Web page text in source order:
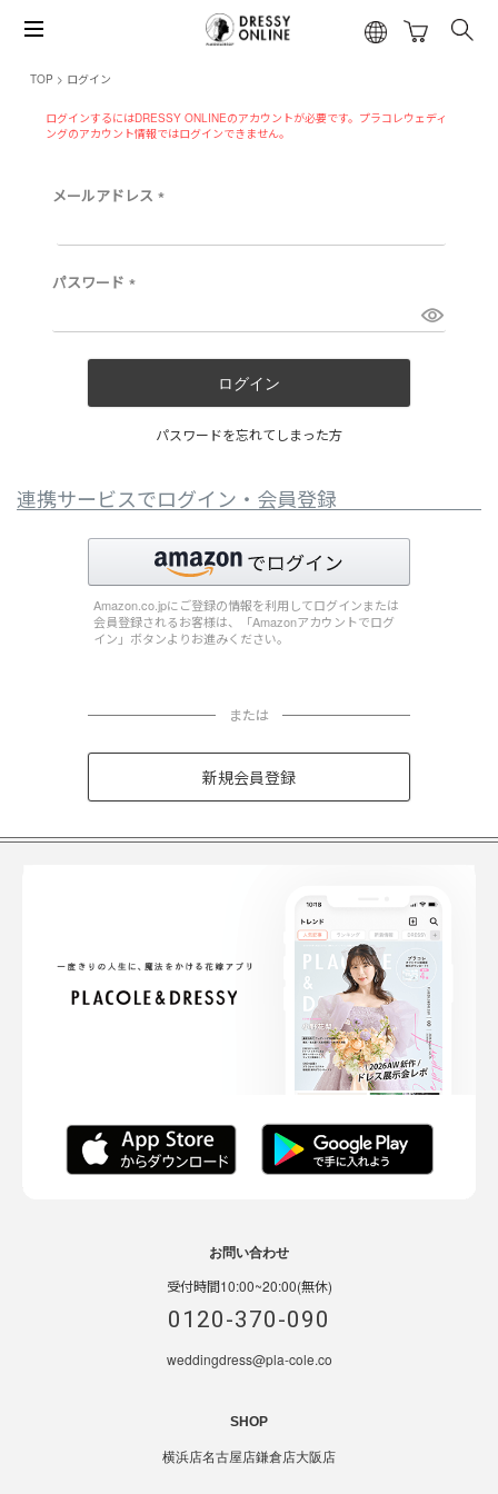
TOP ログイン
ログインするにはDRESSY ONLINEのアカウントが必要です。プラコレウェディ
ングのアカウント情報ではログインできません。
メールアドレス
必
パスワード
必
ログイン
パスワードを忘れてしまった方
連携サービスでログイン・会員登録
Amazon.co.jpにご登録の情報を利用してログインまたは
会員登録されるお客様は、「Amazonアカウントでログ
イン」ボタンよりお進みください。
または
新規会員登録
お問い合わせ
受付時間10:00~20:00(無休)
0120-370-090
weddingdress@pla-cole.co
SHOP
横浜店名古屋店鎌倉店大阪店